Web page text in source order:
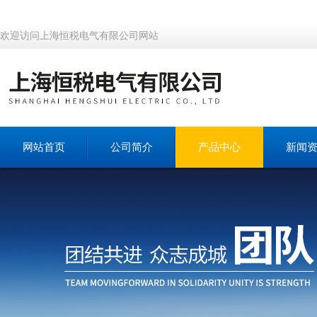
欢迎访问上海恒税电气有限公司网站
网站首页 公司简介 产品中心 新闻